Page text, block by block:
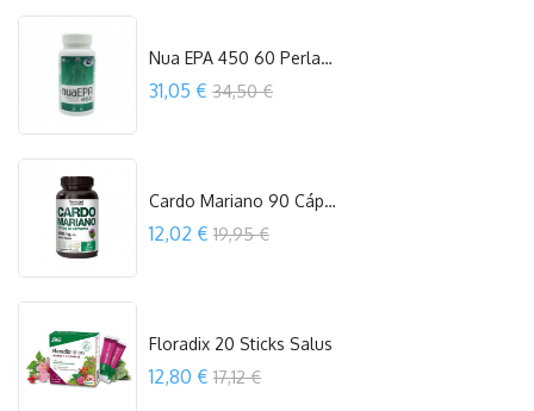
Nua EPA 450 60 Perlas Laboratorio Nua
Precio
31,05 € 34,50 €
Cardo Mariano 90 Cápsulas Vermont
Precio
12,02 € 19,95 €
Floradix 20 Sticks Salus
Precio
12,80 € 17,12 €